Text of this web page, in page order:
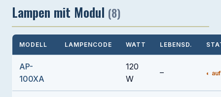
Lampen mit Modul (8)
MODELL LAMPENCODE WATT LEBENSD.
AP-
100XA
120
W
–